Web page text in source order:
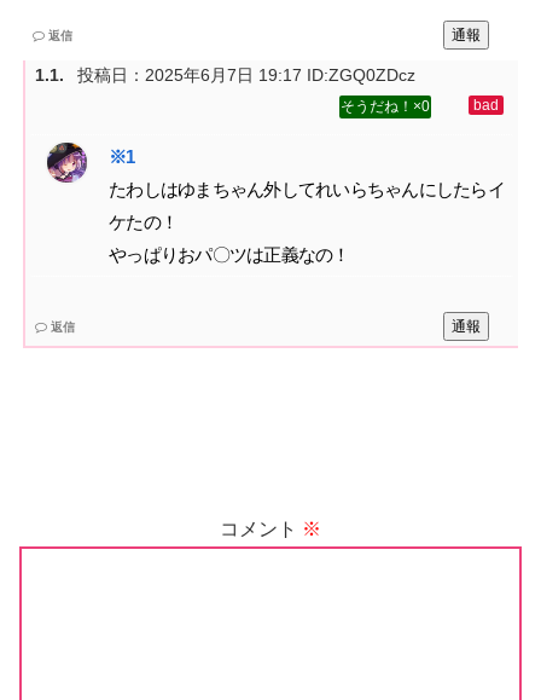
通報
返信
投稿日： 2025年6月7日 19:17 ID:ZGQ0ZDcz
0
たわしはゆまちゃん外してれいらちゃんにしたらイ
ケたの！‌
やっぱりおパ〇ツは正義なの！
通報
返信
コメント ※